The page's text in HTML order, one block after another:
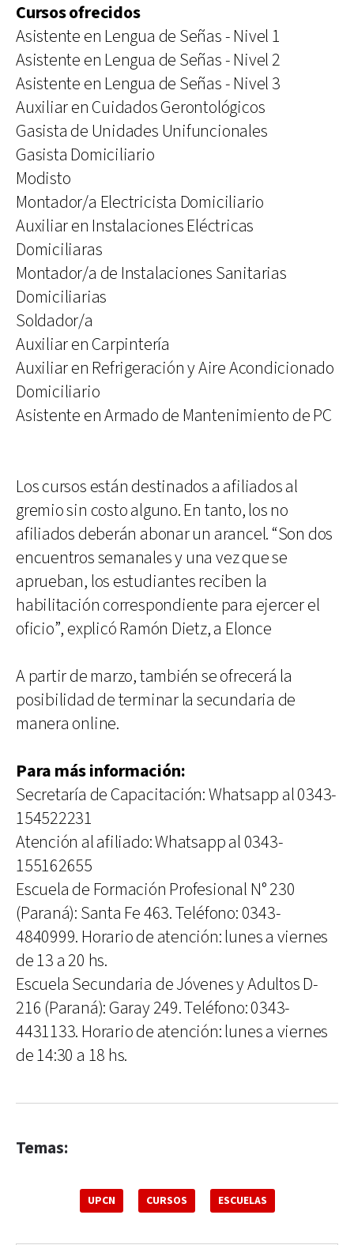
Cursos ofrecidos
Asistente en Lengua de Señas - Nivel 1
Asistente en Lengua de Señas - Nivel 2
Asistente en Lengua de Señas - Nivel 3
Auxiliar en Cuidados Gerontológicos
Gasista de Unidades Unifuncionales
Gasista Domiciliario
Modisto
Montador/a Electricista Domiciliario
Auxiliar en Instalaciones Eléctricas
Domiciliaras
Montador/a de Instalaciones Sanitarias
Domiciliarias
Soldador/a
Auxiliar en Carpintería
Auxiliar en Refrigeración y Aire Acondicionado
Domiciliario
Asistente en Armado de Mantenimiento de PC
Los cursos están destinados a afiliados al
gremio sin costo alguno. En tanto, los no
afiliados deberán abonar un arancel. “Son dos
encuentros semanales y una vez que se
aprueban, los estudiantes reciben la
habilitación correspondiente para ejercer el
oficio”, explicó Ramón Dietz, a Elonce
A partir de marzo, también se ofrecerá la
posibilidad de terminar la secundaria de
manera online.
Para más información:
Secretaría de Capacitación: Whatsapp al 0343-
154522231
Atención al afiliado: Whatsapp al 0343-
155162655
Escuela de Formación Profesional N° 230
(Paraná): Santa Fe 463. Teléfono: 0343-
4840999. Horario de atención: lunes a viernes
de 13 a 20 hs.
Escuela Secundaria de Jóvenes y Adultos D-
216 (Paraná): Garay 249. Teléfono: 0343-
4431133. Horario de atención: lunes a viernes
de 14:30 a 18 hs.
Temas:
UPCN CURSOS ESCUELAS